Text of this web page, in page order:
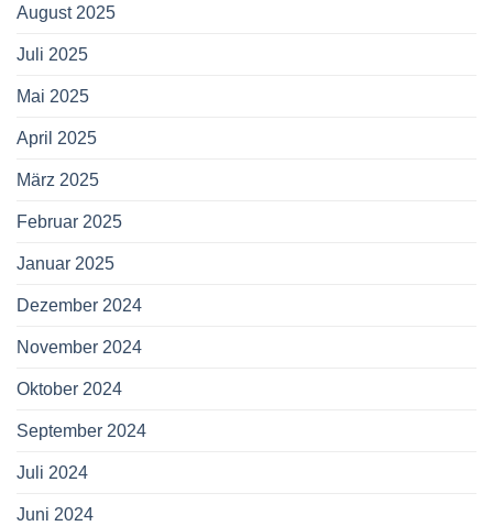
August 2025
Juli 2025
Mai 2025
April 2025
März 2025
Februar 2025
Januar 2025
Dezember 2024
November 2024
Oktober 2024
September 2024
Juli 2024
Juni 2024